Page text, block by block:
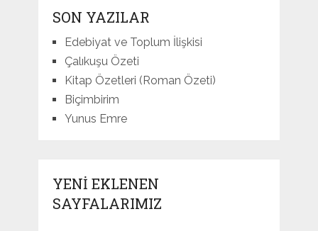
SON YAZILAR
Edebiyat ve Toplum İlişkisi
Çalıkuşu Özeti
Kitap Özetleri (Roman Özeti)
Biçimbirim
Yunus Emre
YENI EKLENEN
SAYFALARIMIZ